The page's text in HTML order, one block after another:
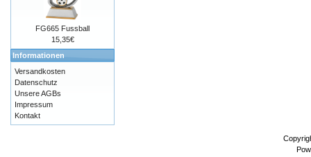
FG665 Fussball
15,35€
Informationen
Versandkosten
Datenschutz
Unsere AGBs
Impressum
Kontakt